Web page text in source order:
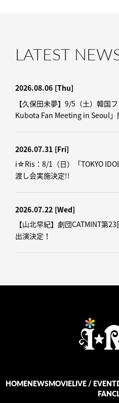
LATEST
2026.08.06 [Thu]
【久保田未夢】9/5（土）韓国
Kubota Fan Meeting in Seoul」
2026.07.31 [Fri]
i☆Ris：8/1（日）「TOKYO
渡し会実施決定!!
2026.07.22 [Wed]
【山北早紀】劇団CATMINT第
出演決定！
HOMENEWSMOVIELIVE / EVENT